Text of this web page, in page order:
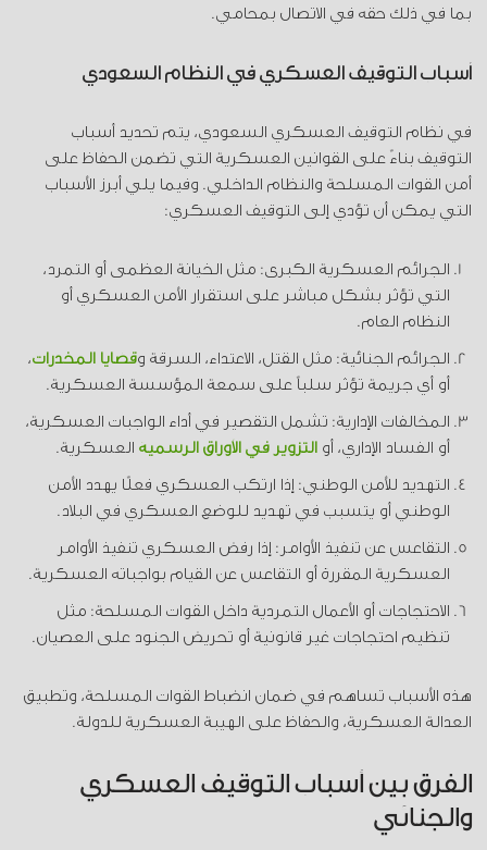
بما في ذلك حقه في الاتصال بمحامي.
أسباب التوقيف العسكري في النظام السعودي
في نظام التوقيف العسكري السعودي، يتم تحديد أسباب
التوقيف بناءً على القوانين العسكرية التي تضمن الحفاظ على
أمن القوات المسلحة والنظام الداخلي. وفيما يلي أبرز الأسباب
التي يمكن أن تؤدي إلى التوقيف العسكري:
الجرائم العسكرية الكبرى: مثل الخيانة العظمى أو التمرد،
التي تؤثر بشكل مباشر على استقرار الأمن العسكري أو
النظام العام.
الجرائم الجنائية: مثل القتل، الاعتداء، السرقة وقضايا المخدرات،
أو أي جريمة تؤثر سلباً على سمعة المؤسسة العسكرية.
المخالفات الإدارية: تشمل التقصير في أداء الواجبات العسكرية،
أو الفساد الإداري، أو التزوير في الأوراق الرسمية العسكرية.
التهديد للأمن الوطني: إذا ارتكب العسكري فعلًا يهدد الأمن
الوطني أو يتسبب في تهديد للوضع العسكري في البلاد.
التقاعس عن تنفيذ الأوامر: إذا رفض العسكري تنفيذ الأوامر
العسكرية المقررة أو التقاعس عن القيام بواجباته العسكرية.
الاحتجاجات أو الأعمال التمردية داخل القوات المسلحة: مثل
تنظيم احتجاجات غير قانونية أو تحريض الجنود على العصيان.
هذه الأسباب تساهم في ضمان انضباط القوات المسلحة، وتطبيق
العدالة العسكرية، والحفاظ على الهيبة العسكرية للدولة.
الفرق بين أسباب التوقيف العسكري
والجنائي